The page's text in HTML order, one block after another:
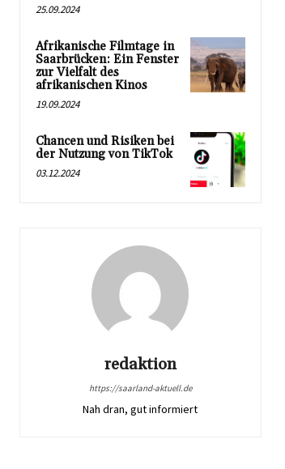
25.09.2024
Afrikanische Filmtage in
Saarbrücken: Ein Fenster
zur Vielfalt des
afrikanischen Kinos
19.09.2024
Chancen und Risiken bei
der Nutzung von TikTok
03.12.2024
redaktion
https://saarland-aktuell.de
Nah dran, gut informiert